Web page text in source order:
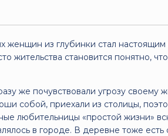
из глубинки стал
жительства становится понятно,
же почувствовали угрозу своему
собой, приехали из столицы,
любительницы «простой жизни»
в городе. В деревне тоже